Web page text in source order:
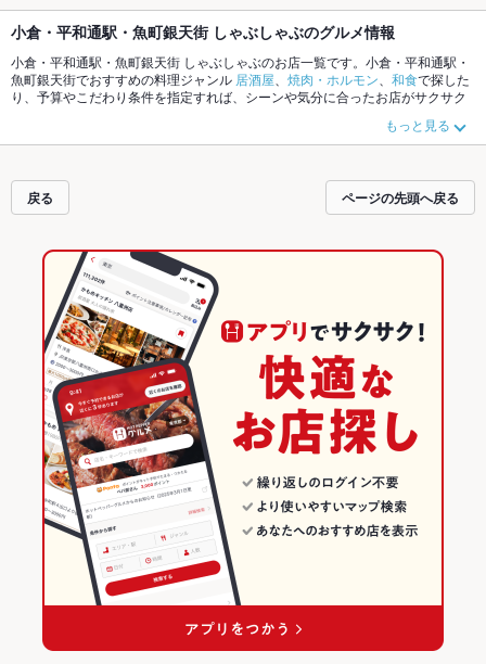
小倉・平和通駅・魚町銀天街 しゃぶしゃぶのグルメ情報
小倉・平和通駅・魚町銀天街 しゃぶしゃぶのお店一覧です。小倉・平和通駅・
魚町銀天街でおすすめの料理ジャンル 居酒屋 焼肉・ホルモン 和食で探した
り、予算やこだわり条件を指定すれば、シーンや気分に合ったお店がサクサク
もチェックしてみてくださ
い。ホットペッパーグルメなら、お得なクーポンはもちろん、こだわりメニュ
ご紹介しているので安心！24時間使える簡単便利なネット予約が使えるお店も
拡大中です。友達どうしの飲み会にも、会社の宴会にも、デートやパーティー
にもお得に便利にホットペッパーグルメをご利用ください。
もっと見る
戻る ページの先頭へ戻る